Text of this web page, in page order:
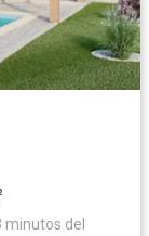
minutos del